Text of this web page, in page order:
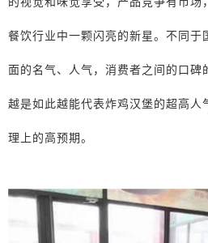
餐饮行业中一颗闪亮的新星。不同于
面的名气、人气，消费者之间的口碑
越是如此越能代表炸鸡汉堡的超高人
理上的高预期。